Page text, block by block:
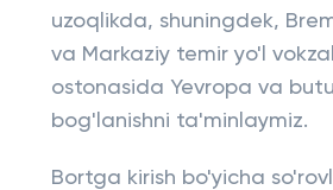
uzoqlikda, shuningdek,
va Markaziy temir yo'l
ostonasida Yevropa va
bog'lanishni ta'minlaymiz.
Bortga kirish bo'yicha